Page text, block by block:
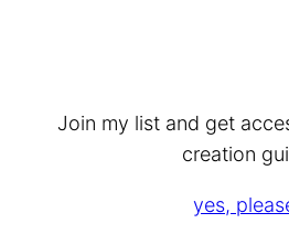
Join my list and get
creation
yes,